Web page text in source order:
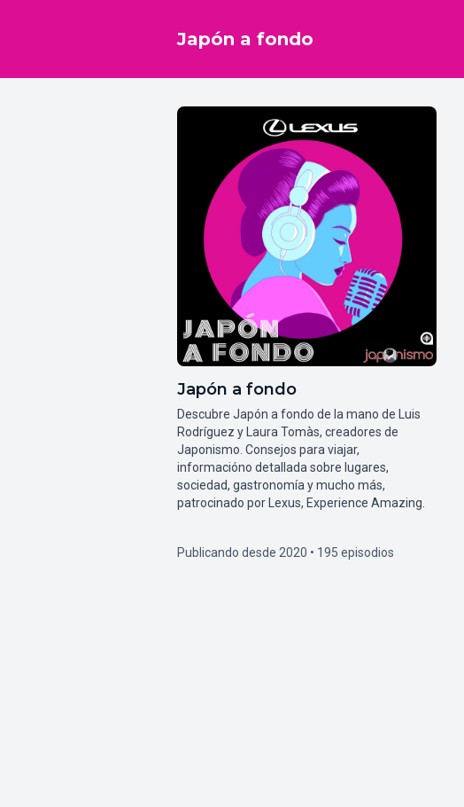
Japón a fondo
Japón a fondo
Descubre Japón a fondo de la mano de Luis
Rodríguez y Laura Tomàs, creadores de
Japonismo. Consejos para viajar,
informacióno detallada sobre lugares,
sociedad, gastronomía y mucho más,
patrocinado por Lexus, Experience Amazing.
Publicando desde 2020 • 195 episodios